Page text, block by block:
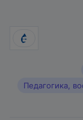
Педагогика,